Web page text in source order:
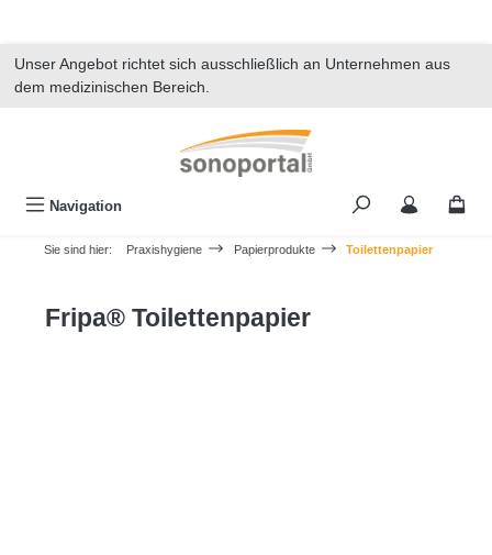
Unser Angebot richtet sich ausschließlich an Unternehmen aus
dem medizinischen Bereich.
Navigation
Sie sind hier: Praxishygiene Papierprodukte Toilettenpapier
Fripa® Toilettenpapier